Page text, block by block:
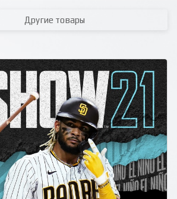
Другие товары